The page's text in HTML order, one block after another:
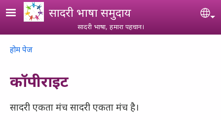
Skip to main content
सादरी भाषा समुदाय
सादरी भाषा, हमारा पहचान।
Breadcrumb
होम पेज
कॉपीराइट
सादरी एकता मंच सादरी एकता मंच है।